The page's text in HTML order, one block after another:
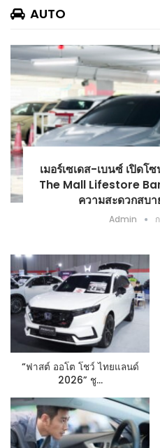
AUTO
เมอร์เซเดส-เบนซ์ เปิด
The Mall Lifestore
ความสะดวกสบ
Admin
“ฟาสต์ ออโต โชว์ ไทยแลนด์
2026” ชู…